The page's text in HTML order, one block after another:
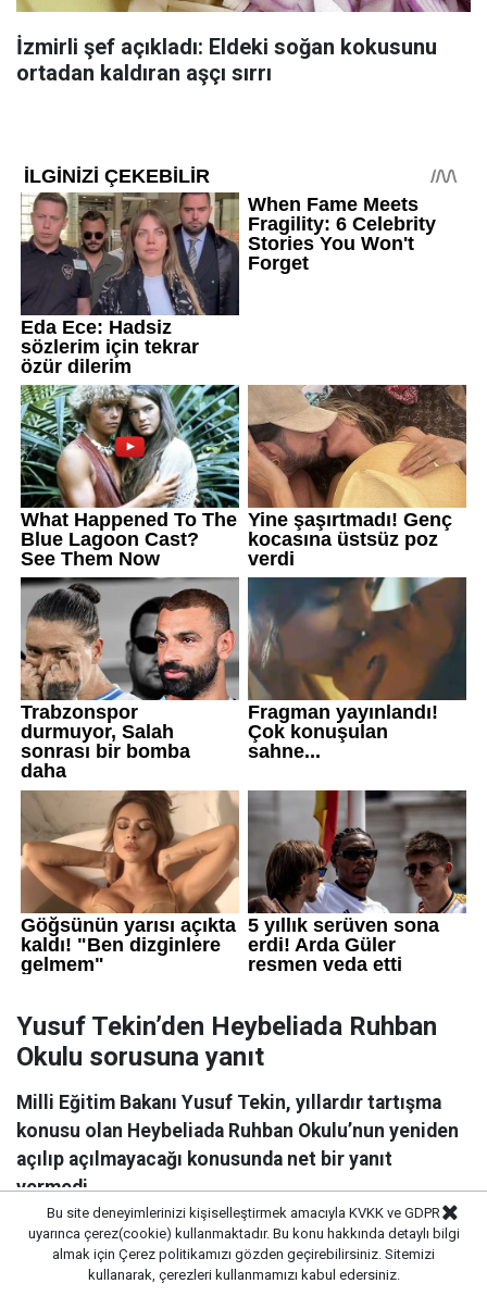
İzmirli şef açıkladı: Eldeki soğan kokusunu
ortadan kaldıran aşçı sırrı
Yusuf Tekin’den Heybeliada Ruhban
Okulu sorusuna yanıt
Milli Eğitim Bakanı Yusuf Tekin, yıllardır tartışma
konusu olan Heybeliada Ruhban Okulu’nun yeniden
açılıp açılmayacağı konusunda net bir yanıt
vermedi.
Bu site deneyimlerinizi kişiselleştirmek amacıyla KVKK ve GDPR
uyarınca çerez(cookie) kullanmaktadır. Bu konu hakkında detaylı bilgi
almak için Çerez politikamızı gözden geçirebilirsiniz. Sitemizi
kullanarak, çerezleri kullanmamızı kabul edersiniz.